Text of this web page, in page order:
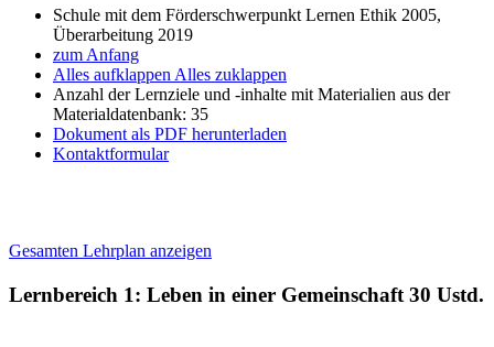
Schule mit dem Förderschwerpunkt Lernen Ethik 2005,
Überarbeitung 2019
zum Anfang
Alles aufklappen Alles zuklappen
Anzahl der Lernziele und -inhalte mit Materialien aus der
Materialdatenbank: 35
Dokument als PDF herunterladen
Kontaktformular
Gesamten Lehrplan anzeigen
Lernbereich 1: Leben in einer Gemeinschaft 30 Ustd.